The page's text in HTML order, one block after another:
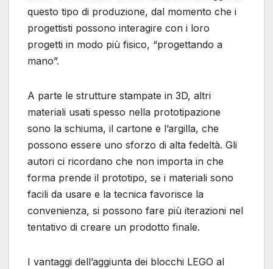
questo tipo di produzione, dal momento che i
progettisti possono interagire con i loro
progetti in modo più fisico, “progettando a
mano”.
A parte le strutture stampate in 3D, altri
materiali usati spesso nella prototipazione
sono la schiuma, il cartone e l’argilla, che
possono essere uno sforzo di alta fedeltà. Gli
autori ci ricordano che non importa in che
forma prende il prototipo, se i materiali sono
facili da usare e la tecnica favorisce la
convenienza, si possono fare più iterazioni nel
tentativo di creare un prodotto finale.
I vantaggi dell’aggiunta dei blocchi LEGO al